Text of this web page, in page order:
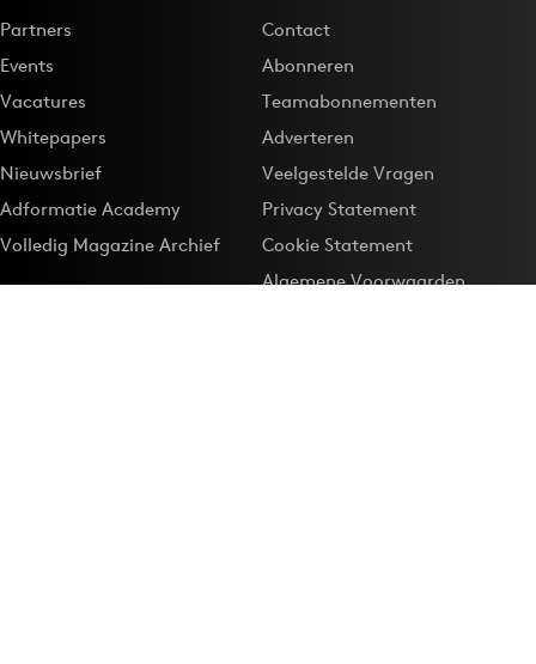
Partners
Events
Vacatures
Whitepapers
Nieuwsbrief
Adformatie Academy
Volledig Magazine Archief
Contact
Abonneren
Teamabonnementen
Adverteren
Veelgestelde Vragen
Privacy Statement
Cookie Statement
Algemene Voorwaarden